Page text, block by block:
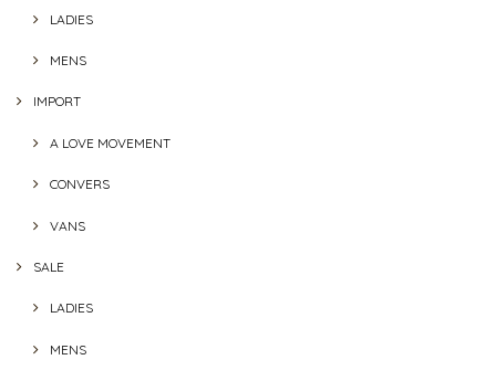
LADIES
MENS
IMPORT
A LOVE MOVEMENT
CONVERS
VANS
SALE
LADIES
MENS